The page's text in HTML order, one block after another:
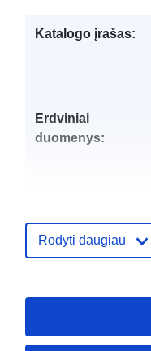
Katalogo įrašas:
Erdviniai
duomenys:
Rodyti daugiau